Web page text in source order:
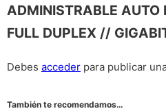
ADMINISTRABLE
FULL DUPLEX //
Debes acceder para publicar
También te recomendamos…